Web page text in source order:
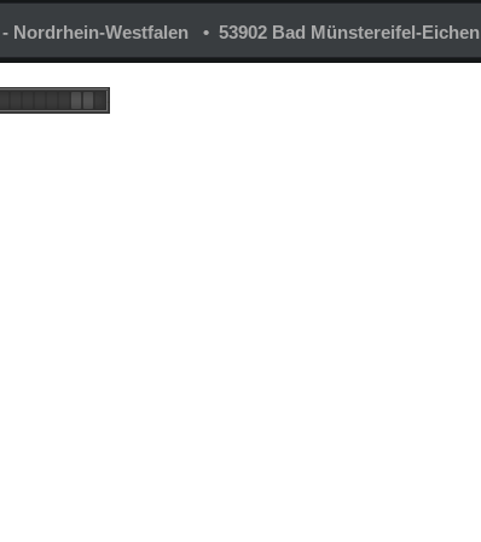
- Nordrhein-Westfalen • 53902 Bad Münstereifel-Eichen